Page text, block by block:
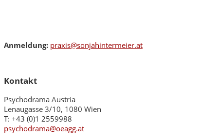
Anmeldung: praxis@sonjahintermeier.at
Kontakt
Psychodrama Austria
Lenaugasse 3/10, 1080 Wien
T: +43 (0)1 2559988
psychodrama@oeagg.at